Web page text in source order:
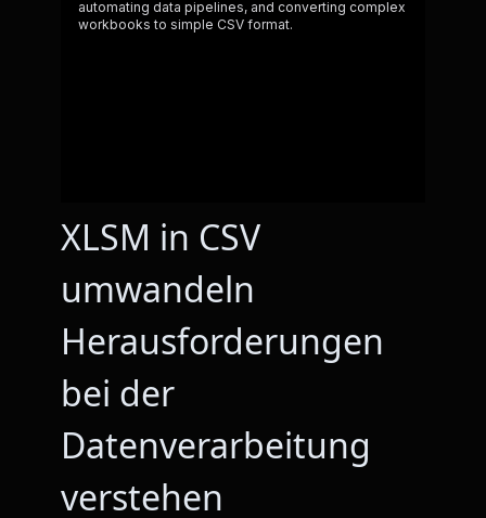
XLSM in CSV
umwandeln
Herausforderungen
bei der
Datenverarbeitung
verstehen